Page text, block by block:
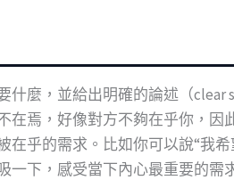
什麼，並給出明確的論述（
在焉，好像對方不夠在乎你，
在乎的需求。比如你可以說“我
一下，感受當下內心最重要的需